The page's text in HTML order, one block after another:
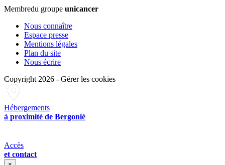
Membredu groupe unicancer
Nous connaître
Espace presse
Mentions légales
Plan du site
Nous écrire
Copyright 2026 - Gérer les cookies
Hébergements
à proximité de Bergonié
Accès
et contact